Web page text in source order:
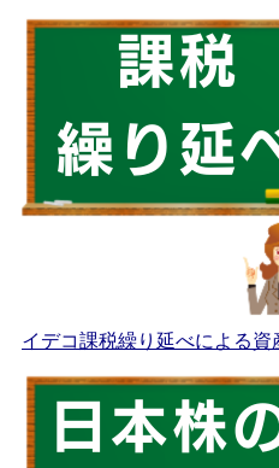
イデコ課税繰り延べによる資